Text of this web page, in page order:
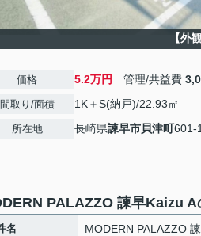
【外観
価格 5.2万円 管理/共益費
間取り/面積 1K＋S(納戸)/22.93㎡
所在地 長崎県諫早市貝津町601-
PALAZZO 諫早Kaizu A
名 MODERN PALAZZO